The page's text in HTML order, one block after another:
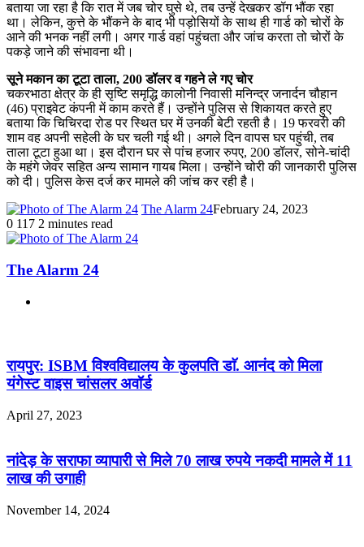
बताया जा रहा है कि रात में जब चोर घुसे थे, तब उन्हें देखकर डॉग भौंक रहा
था। लेकिन, कुत्ते के भौंकने के बाद भी पड़ोसियों के साथ ही गार्ड को चोरों के
आने की भनक नहीं लगी। अगर गार्ड वहां पहुंचता और जांच करता तो चोरों के
पकड़े जाने की संभावना थी।
सूने मकान का टूटा ताला, 200 डॉलर व गहने ले गए चोर
चकरभाठा क्षेत्र के ही सृष्टि समृद्धि कालोनी निवासी मनिन्द्र जनार्दन चौहान
(46) प्राइवेट कंपनी में काम करते हैं। उन्होंने पुलिस से शिकायत करते हुए
बताया कि चिचिरदा रोड पर स्थित घर में उनकी बेटी रहती है। 19 फरवरी की
शाम वह अपनी सहेली के घर चली गई थी। अगले दिन वापस घर पहुंची, तब
ताला टूटा हुआ था। इस दौरान घर से पांच हजार रुपए, 200 डॉलर, सोने-चांदी
के महंगे जेवर सहित अन्य सामान गायब मिला। उन्होंने चोरी की जानकारी पुलिस
को दी। पुलिस केस दर्ज कर मामले की जांच कर रही है।
The Alarm 24February 24, 2023
0 117 2 minutes read
The Alarm 24
रायपुर: ISBM विश्वविद्यालय के कुलपति डाॅ. आनंद को मिला
यंगेस्ट वाइस चांसलर अवॉर्ड
April 27, 2023
नांदेड़ के सराफा व्यापारी से मिले 70 लाख रुपये नकदी मामले में 11
लाख की उगाही
November 14, 2024